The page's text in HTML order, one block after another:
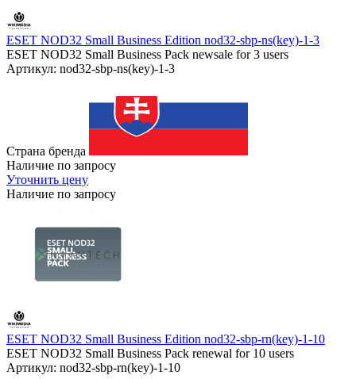
ESET NOD32 Small Business Edition nod32-sbp-ns(key)-1-3
ESET NOD32 Small Business Pack newsale for 3 users
Артикул: nod32-sbp-ns(key)-1-3
Страна бренда
Наличие по запросу
Уточнить цену
Наличие по запросу
ESET NOD32 Small Business Edition nod32-sbp-rn(key)-1-10
ESET NOD32 Small Business Pack renewal for 10 users
Артикул: nod32-sbp-rn(key)-1-10